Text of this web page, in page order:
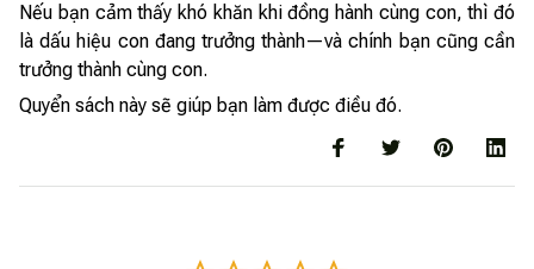
Nếu bạn cảm thấy khó khăn khi đồng hành cùng con, thì đó
là dấu hiệu con đang trưởng thành—và chính bạn cũng cần
trưởng thành cùng con.
Quyển sách này sẽ giúp bạn làm được điều đó.